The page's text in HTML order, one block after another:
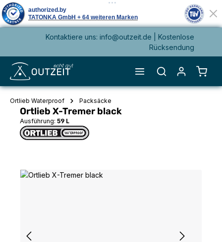
springenKontaktiere uns: info@outzeit.de | Kostenlose
Rücksendung
Ortlieb Waterproof Packsäcke
Ortlieb X-Tremer black
Ausführung: 59 L
Bildergalerie überspringen